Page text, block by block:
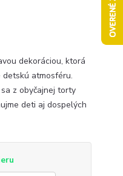
dekoráciou, ktorá
atmosféru.
z obyčajnej torty
deti aj dospelých